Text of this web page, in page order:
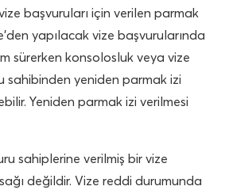
başvuruları için verilen parmak
yapılacak vize başvurularında
sürerken konsolosluk veya vize
sahibinden yeniden parmak izi
Yeniden parmak izi verilmesi
sahiplerine verilmiş bir vize
değildir. Vize reddi durumunda